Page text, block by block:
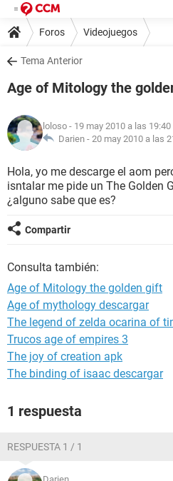
Foros Videojuegos
Tema Anterior
Age of Mitology the
loloso - 19 may 2010 a las 19:40
Darien - 20 may 2010 a las
Hola, yo me descarge el aom
isntalar me pide un The Golden
¿alguno sabe que es?
Compartir
Consulta también:
Age of Mitology the golden gift
Age of mythology descargar
The legend of zelda ocarina of
Trucos age of empires 3
The joy of creation apk
The binding of isaac descargar
1 respuesta
RESPUESTA 1 / 1